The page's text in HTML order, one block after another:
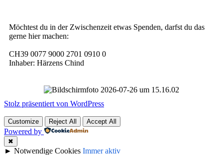
Möchtest du in der Zwischenzeit etwas Spenden, darfst du das
gerne hier machen:
CH39 0077 9000 2701 0910 0
Inhaber: Härzens Chind
Stolz präsentiert von WordPress
Customize Reject All Accept All
Powered by
✖
► Notwendige Cookies Immer aktiv